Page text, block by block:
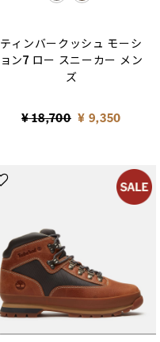
selected
ティンバークッシュ モーシ
ョン7 ロー スニーカー メン
ズ
Price reduced from
¥ 18,700to¥ 9,350